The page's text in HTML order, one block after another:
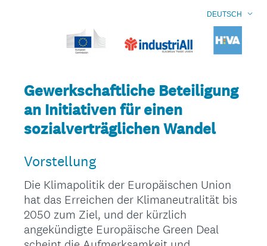
DEUTSCH
Gewerkschaftliche Beteiligung
an Initiativen für einen
sozialverträglichen Wandel
Vorstellung
Die Klimapolitik der Europäischen Union
hat das Erreichen der Klimaneutralität bis
2050 zum Ziel, und der kürzlich
angekündigte Europäische Green Deal